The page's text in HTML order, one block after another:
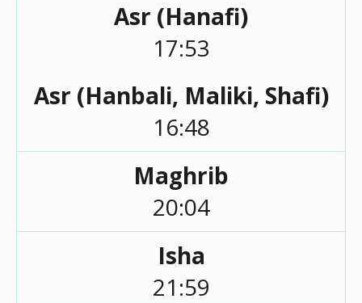
Asr (Hanafi)
17:53
Asr (Hanbali, Maliki, Shafi)
16:48
Maghrib
20:04
Isha
21:59